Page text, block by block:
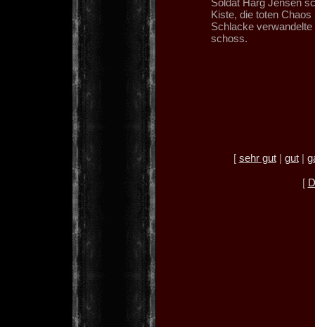
Soldat Harg Jensen
Kiste, die toten
Schlacke
schoss.
[ sehr gut| gut|
[